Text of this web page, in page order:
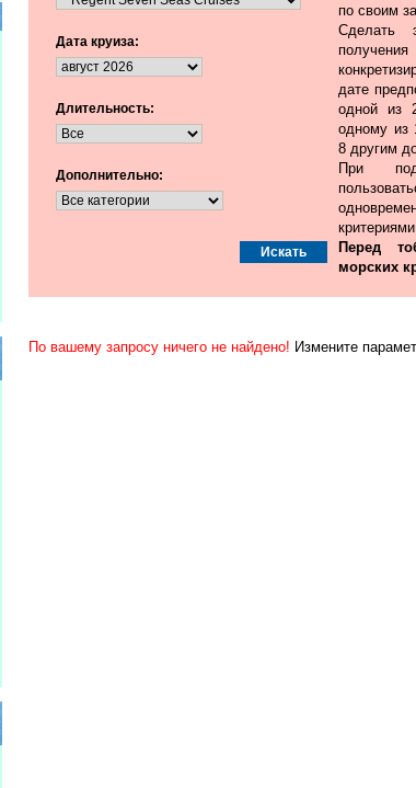
Дата круиза:
Длительность:
Дополнительно:
по своим
Сделать
дате
одной из
одному из
8 другим
При
Перед
морских
По вашему запросу ничего не найдено! Измените